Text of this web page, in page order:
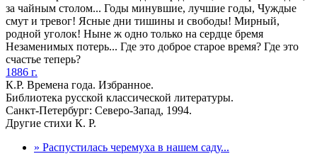
за чайным столом... Годы минувшие, лучшие годы, Чуждые
смут и тревог! Ясные дни тишины и свободы! Мирный,
родной уголок! Ныне ж одно только на сердце бремя
Незаменимых потерь... Где это доброе старое время? Где это
счастье теперь?
1886 г.
К.Р. Времена года. Избранное.
Библиотека русской классической литературы.
Санкт-Петербург: Северо-Запад, 1994.
Другие стихи К. Р.
» Распустилась черемуха в нашем саду...